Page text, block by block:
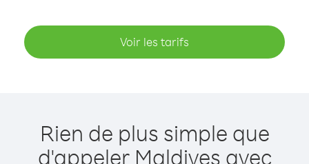
Voir les tarifs
Rien de plus simple que
d'appeler Maldives avec